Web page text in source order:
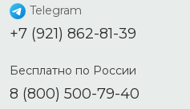
Telegram
+7 (921) 862-81-39
Бесплатно по России
8 (800) 500-79-40